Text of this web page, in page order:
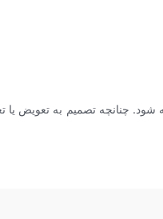
چنانچه تصمیم به تعویض یا